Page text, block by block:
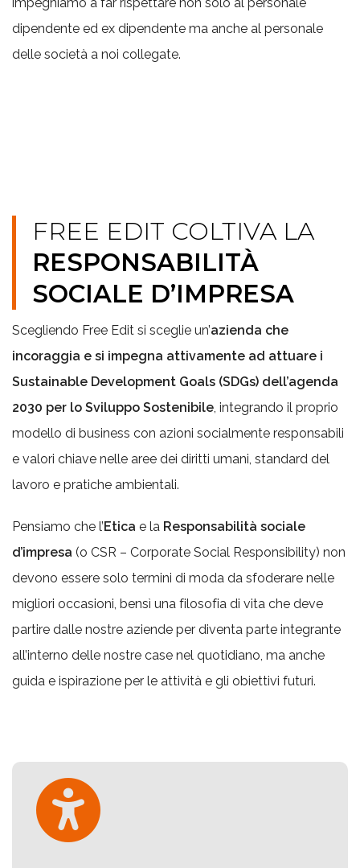
dipendente ed ex dipendente ma anche al personale
delle società a noi collegate.
FREE EDIT COLTIVA LA
RESPONSABILITÀ
SOCIALE D’IMPRESA
Scegliendo Free Edit si sceglie un’azienda che
incoraggia e si impegna attivamente ad attuare i
Sustainable Development Goals (SDGs) dell’agenda
2030 per lo Sviluppo Sostenibile , integrando il proprio
modello di business con azioni socialmente responsabili
e valori chiave nelle aree dei diritti umani, standard del
lavoro e pratiche ambientali.
Pensiamo che l’Etica e la Responsabilità sociale
d’impresa (o CSR – Corporate Social Responsibility) non
devono essere solo termini di moda da sfoderare nelle
migliori occasioni, bensì una filosofia di vita che deve
partire dalle nostre aziende per diventa parte integrante
all’interno delle nostre case nel quotidiano, ma anche
guida e ispirazione per le attività e gli obiettivi futuri.